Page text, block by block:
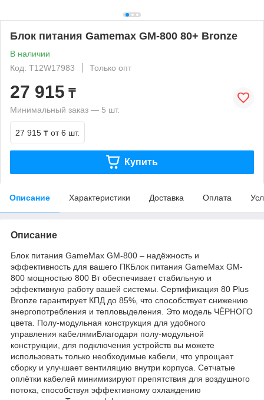
Блок питания Gamemax GM-800 80+ Bronze
В наличии
Код: T12W17983
Только опт
27 915 ₸
Минимальный заказ — 5 шт.
27 915 ₸ от 6 шт.
Купить
Описание Характеристики Доставка Оплата
Описание
Блок питания GameMax GM-800 – надёжность и
эффективность для вашего ПКБлок питания GameMax GM-
800 мощностью 800 Вт обеспечивает стабильную и
эффективную работу вашей системы. Сертификация 80 Plus
Bronze гарантирует КПД до 85%, что способствует снижению
энергопотребления и тепловыделения. Это модель ЧЁРНОГО
цвета. Полу-модульная конструкция для удобного
управления кабелямиБлагодаря полу-модульной
конструкции, для подключения устройств вы можете
использовать только необходимые кабели, что упрощает
сборку и улучшает вентиляцию внутри корпуса. Сетчатые
оплётки кабелей минимизируют препятствия для воздушного
потока, способствуя эффективному охлаждению